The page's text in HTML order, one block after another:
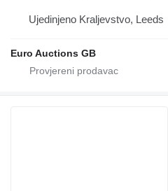
Ujedinjeno Kraljevstvo, Leeds
Euro Auctions GB